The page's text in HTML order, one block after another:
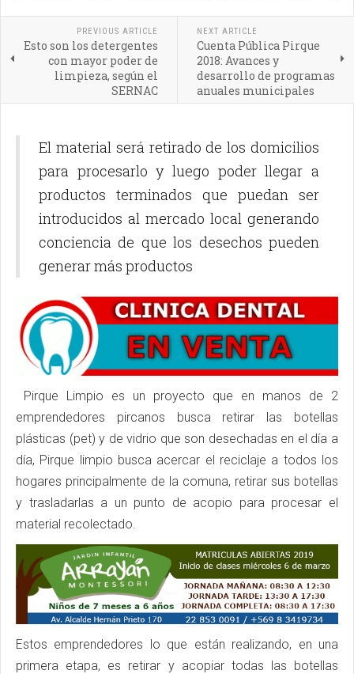
PREVIOUS ARTICLE
Esto son los detergentes
con mayor poder de
limpieza, según el
SERNAC
NEXT ARTICLE
Cuenta Pública Pirque
2018: Avances y
desarrollo de programas
anuales municipales
El material será retirado de los domicilios
para procesarlo y luego poder llegar a
productos terminados que puedan ser
introducidos al mercado local generando
conciencia de que los desechos pueden
generar más productos
Pirque Limpio es un proyecto que en manos de 2
emprendedores pircanos busca retirar las botellas
plásticas (pet) y de vidrio que son desechadas en el día a
día, Pirque limpio busca acercar el reciclaje a todos los
hogares principalmente de la comuna, retirar sus botellas
y trasladarlas a un punto de acopio para procesar el
material recolectado.
Estos emprendedores lo que están realizando, en una
primera etapa, es retirar y acopiar todas las botellas